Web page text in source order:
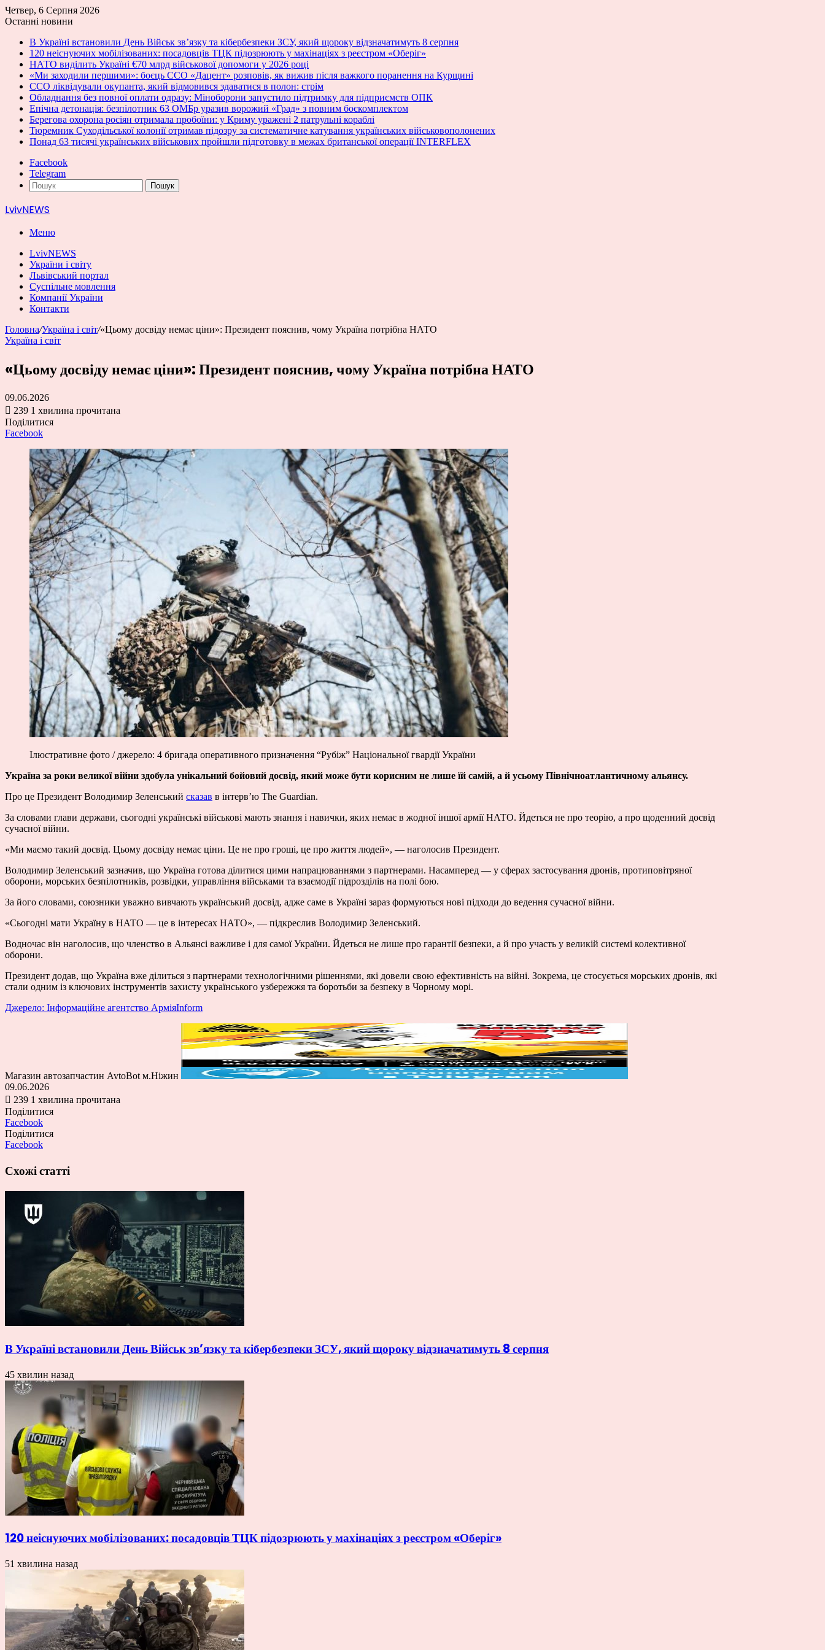
Четвер, 6 Серпня 2026
Останні новини
В Україні встановили День Військ зв’язку та кібербезпеки ЗСУ, який щороку відзначатимуть 8 серпня
120 неіснуючих мобілізованих: посадовців ТЦК підозрюють у махінаціях з реєстром «Оберіг»
НАТО виділить Україні €70 млрд військової допомоги у 2026 році
«Ми заходили першими»: боєць ССО «Дацент» розповів, як вижив після важкого поранення на Курщині
ССО ліквідували окупанта, який відмовився здаватися в полон: стрім
Обладнання без повної оплати одразу: Міноборони запустило підтримку для підприємств ОПК
Епічна детонація: безпілотник 63 ОМБр уразив ворожий «Град» з повним боєкомплектом
Берегова охорона росіян отримала пробоїни: у Криму уражені 2 патрульні кораблі
Тюремник Суходільської колонії отримав підозру за систематичне катування українських військовополонених
Понад 63 тисячі українських військових пройшли підготовку в межах британської операції INTERFLEX
Facebook
Telegram
Пошук
LvivNEWS
Меню
LvivNEWS
України і світу
Львівський портал
Суспільне мовлення
Компанії України
Контакти
Головна/Україна і світ/«Цьому досвіду немає ціни»: Президент пояснив, чому Україна потрібна НАТО
Україна і світ
«Цьому досвіду немає ціни»: Президент пояснив, чому Україна потрібна НАТО
09.06.2026
239 1 хвилина прочитана
Поділитися
Facebook
Ілюстративне фото / джерело: 4 бригада оперативного призначення “Рубіж” Національної гвардії України
Україна за роки великої війни здобула унікальний бойовий досвід, який може бути корисним не лише їй самій, а й усьому Північноатлантичному альянсу.
Про це Президент Володимир Зеленський сказав в інтерв’ю The Guardian.
За словами глави держави, сьогодні українські військові мають знання і навички, яких немає в жодної іншої армії НАТО. Йдеться не про теорію, а про щоденний досвід
сучасної війни.
«Ми маємо такий досвід. Цьому досвіду немає ціни. Це не про гроші, це про життя людей», — наголосив Президент.
Володимир Зеленський зазначив, що Україна готова ділитися цими напрацюваннями з партнерами. Насамперед — у сферах застосування дронів, протиповітряної
оборони, морських безпілотників, розвідки, управління військами та взаємодії підрозділів на полі бою.
За його словами, союзники уважно вивчають український досвід, адже саме в Україні зараз формуються нові підходи до ведення сучасної війни.
«Сьогодні мати Україну в НАТО — це в інтересах НАТО», — підкреслив Володимир Зеленський.
Водночас він наголосив, що членство в Альянсі важливе і для самої України. Йдеться не лише про гарантії безпеки, а й про участь у великій системі колективної
оборони.
Президент додав, що Україна вже ділиться з партнерами технологічними рішеннями, які довели свою ефективність на війні. Зокрема, це стосується морських дронів, які
стали одним із ключових інструментів захисту українського узбережжя та боротьби за безпеку в Чорному морі.
Джерело: Інформаційне агентство АрміяInform
Магазин автозапчастин AvtoBot м.Ніжин
09.06.2026
239 1 хвилина прочитана
Поділитися
Facebook
Поділитися
Facebook
Схожі статті
В Україні встановили День Військ зв’язку та кібербезпеки ЗСУ, який щороку відзначатимуть 8 серпня
45 хвилин назад
120 неіснуючих мобілізованих: посадовців ТЦК підозрюють у махінаціях з реєстром «Оберіг»
51 хвилина назад